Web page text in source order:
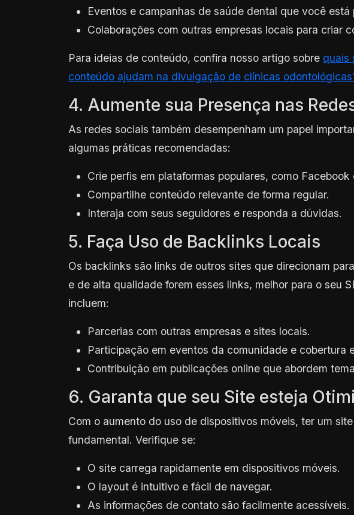
Eventos e campanhas de saúde dental que você está
Colaborações com outras empresas locais para criar
Para ideias de conteúdo, confira nosso artigo sobre quais
conteúdo ajudam na divulgação de clínicas
4. Aumente sua Presença nas
As redes sociais também desempenham um papel
algumas práticas recomendadas:
Crie perfis em plataformas populares, como Facebook
Compartilhe conteúdo relevante de forma regular.
Interaja com seus seguidores e responda a dúvidas.
5. Faça Uso de Backlinks Locais
Os backlinks são links de outros sites que direcionam
e de alta qualidade forem esses links, melhor para o seu
incluem:
Parcerias com outras empresas e sites locais.
Participação em eventos da comunidade e cobertura
Contribuição em publicações online que abordem
6. Garanta que seu Site esteja
Com o aumento do uso de dispositivos móveis, ter um
fundamental. Verifique se:
O site carrega rapidamente em dispositivos móveis.
O layout é intuitivo e fácil de navegar.
As informações de contato são facilmente acessíveis.